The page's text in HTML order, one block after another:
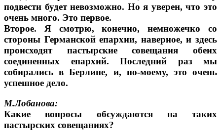
подвести будет невозможно. Но я уверен, что это
очень много. Это первое.
Второе. Я смотрю, конечно, немножечко со
стороны Германской епархии, наверное, и здесь
происходят пастырские совещания обеих
соединенных епархий. Последний раз мы
собирались в Берлине, и, по-моему, это очень
успешное дело.
М.Лобанова:
Какие вопросы обсуждаются на таких
пастырских совещаниях?